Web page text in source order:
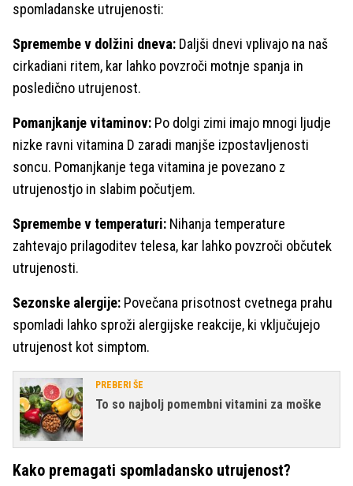
spomladanske utrujenosti:
Spremembe v dolžini dneva: Daljši dnevi vplivajo na naš
cirkadiani ritem, kar lahko povzroči motnje spanja in
posledično utrujenost.
Pomanjkanje vitaminov: Po dolgi zimi imajo mnogi ljudje
nizke ravni vitamina D zaradi manjše izpostavljenosti
soncu. Pomanjkanje tega vitamina je povezano z
utrujenostjo in slabim počutjem.
Spremembe v temperaturi: Nihanja temperature
zahtevajo prilagoditev telesa, kar lahko povzroči občutek
utrujenosti.
Sezonske alergije: Povečana prisotnost cvetnega prahu
spomladi lahko sproži alergijske reakcije, ki vključujejo
utrujenost kot simptom.
PREBERI ŠE
To so najbolj pomembni vitamini za moške
Kako premagati spomladansko utrujenost?